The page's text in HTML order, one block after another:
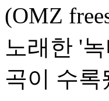
(OMZ
노래한 '
곡이 수록